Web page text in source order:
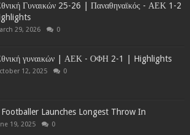
Γυναικών 25-26 | Παναθηναϊκός - ΑΕΚ 1-2
29, 2026 0
γυναικών | ΑΕΚ - ΟΦΗ 2-1 | Highlights
12, 2025 0
Launches Longest Throw In
19, 2025 0